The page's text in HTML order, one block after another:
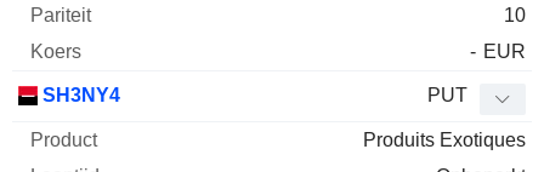
10
- EUR
SH3NY4 PUT
Produits Exotiques